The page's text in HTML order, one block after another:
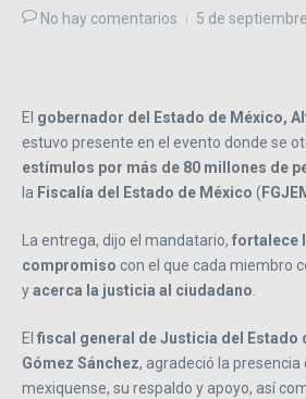
No hay comentarios 5 de
El gobernador del Estado de México,
estuvo presente en el evento donde se
estímulos por más de 80 millones de
la Fiscalía del Estado de México (
La entrega, dijo el mandatario, fortalece
compromiso con el que cada miembro
yacerca la justicia al ciudadano.
El fiscal general de Justicia del Estado
Gómez Sánchez, agradeció la
mexiquense, su respaldo y apoyo, así